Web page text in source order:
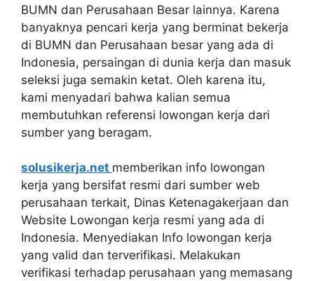
BUMN dan Perusahaan Besar lainnya. Karena
banyaknya pencari kerja yang berminat bekerja
di BUMN dan Perusahaan besar yang ada di
Indonesia, persaingan di dunia kerja dan masuk
seleksi juga semakin ketat. Oleh karena itu,
kami menyadari bahwa kalian semua
membutuhkan referensi lowongan kerja dari
sumber yang beragam.
solusikerja.net memberikan info lowongan
kerja yang bersifat resmi dari sumber web
perusahaan terkait, Dinas Ketenagakerjaan dan
Website Lowongan kerja resmi yang ada di
Indonesia. Menyediakan Info lowongan kerja
yang valid dan terverifikasi. Melakukan
verifikasi terhadap perusahaan yang memasang